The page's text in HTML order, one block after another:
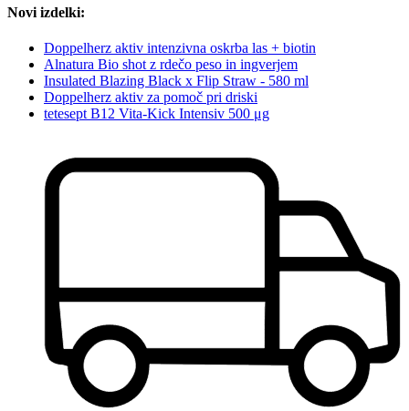
Novi izdelki:
Doppelherz aktiv intenzivna oskrba las + biotin
Alnatura Bio shot z rdečo peso in ingverjem
Insulated Blazing Black x Flip Straw - 580 ml
Doppelherz aktiv za pomoč pri driski
tetesept B12 Vita-Kick Intensiv 500 μg